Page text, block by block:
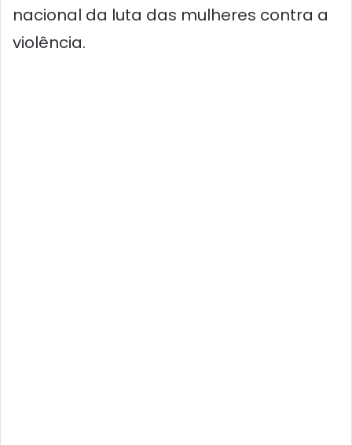
nacional da luta das mulheres contra a
violência.